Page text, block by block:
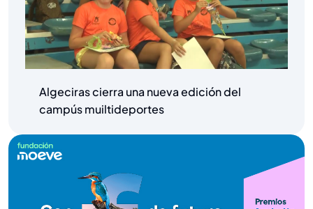
Algeciras cierra una nueva edición del
campús muiltideportes